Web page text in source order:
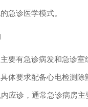
急诊医学模式。
要有急诊病发和急诊
体要求配备心电检测
应诊，通常急诊病房